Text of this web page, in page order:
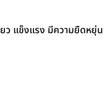
แข็งแรง มีความยืดหยุ่